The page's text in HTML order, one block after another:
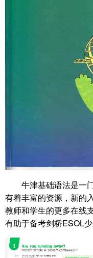
牛津基础语法是一
有着丰富的资源，新的
教师和学生的更多在线
有助于备考剑桥ESOL少